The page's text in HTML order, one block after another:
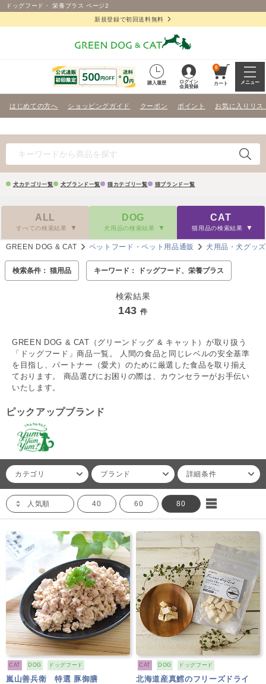
ドッグフード・ 栄養プラス ページ2
新規登録で初回送料無料
購入履歴
ログイン
会員登録
0
カート メニュー
はじめての方へ ショッピングガイド クーポン ポイント お気に入りリス
犬カテゴリ一覧 犬ブランド一覧 猫カテゴリ一覧 猫ブランド一覧
ALL
すべての検索結果
DOG
犬用品の検索結果
CAT
猫用品の検索結果
GREEN DOG & CAT ペットフード・ペット用品通販 犬用品・犬グッズ
検索条件： 猫用品 キーワード： ドッグフード、栄養プラス
検索結果
143 件
GREEN DOG & CAT（グリーンドッグ & キャット）が取り扱う
「ドッグフード」商品一覧。 人間の食品と同じレベルの安全基準
を目指し、パートナー（愛犬）のために厳選した食品を取り揃え
ております。 商品選びにお困りの際は、カウンセラーがお手伝い
いたします。
ピックアップブランド
カテゴリ ブランド 詳細条件
人気順 40 60 80
CAT DOG ドッグフード
嵐山善兵衛 特選 豚御膳
CAT DOG ドッグフード
北海道産真鱈のフリーズドライ